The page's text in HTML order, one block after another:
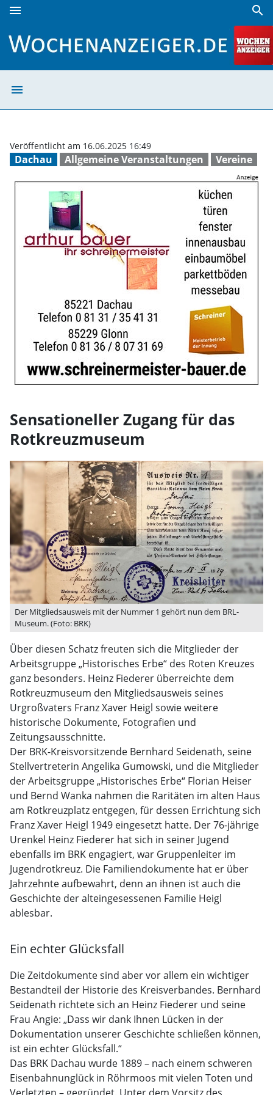
menu search
menu
Dachau Allgemeine Veranstaltungen Vereine
Veröffentlicht am 16.06.2025 16:49
Sensationeller Zugang für das
Rotkreuzmuseum
Der Mitgliedsausweis mit der Nummer 1 gehört nun dem BRL-
Museum. (Foto: BRK)
Über diesen Schatz freuten sich die Mitglieder der
Arbeitsgruppe „Historisches Erbe“ des Roten Kreuzes
ganz besonders. Heinz Fiederer überreichte dem
Rotkreuzmuseum den Mitgliedsausweis seines
Urgroßvaters Franz Xaver Heigl sowie weitere
historische Dokumente, Fotografien und
Zeitungsausschnitte.
Der BRK-Kreisvorsitzende Bernhard Seidenath, seine
Stellvertreterin Angelika Gumowski, und die Mitglieder
der Arbeitsgruppe „Historisches Erbe“ Florian Heiser
und Bernd Wanka nahmen die Raritäten im alten Haus
am Rotkreuzplatz entgegen, für dessen Errichtung sich
Franz Xaver Heigl 1949 eingesetzt hatte. Der 76-jährige
Urenkel Heinz Fiederer hat sich in seiner Jugend
ebenfalls im BRK engagiert, war Gruppenleiter im
Jugendrotkreuz. Die Familiendokumente hat er über
Jahrzehnte aufbewahrt, denn an ihnen ist auch die
Geschichte der alteingesessenen Familie Heigl
ablesbar.
Ein echter Glücksfall
Die Zeitdokumente sind aber vor allem ein wichtiger
Bestandteil der Historie des Kreisverbandes. Bernhard
Seidenath richtete sich an Heinz Fiederer und seine
Frau Angie: „Dass wir dank Ihnen Lücken in der
Dokumentation unserer Geschichte schließen können,
ist ein echter Glücksfall.“
Das BRK Dachau wurde 1889 – nach einem schweren
Eisenbahnunglück in Röhrmoos mit vielen Toten und